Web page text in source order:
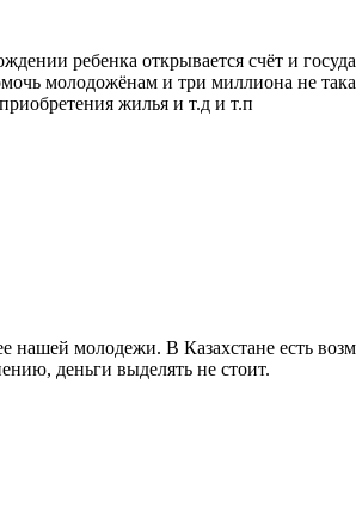
ребенка открывается счёт и
молодожёнам и три миллиона не
жилья и т.д и т.п
нашей молодежи. В Казахстане есть
деньги выделять не стоит.